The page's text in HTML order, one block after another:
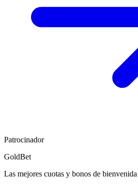
Patrocinador
GoldBet
Las mejores cuotas y bonos de